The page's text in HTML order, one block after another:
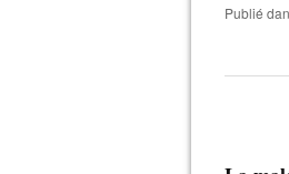
Publié